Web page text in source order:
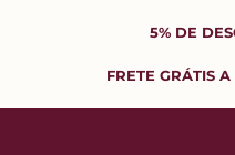
5% DE
FRETE GRÁTIS